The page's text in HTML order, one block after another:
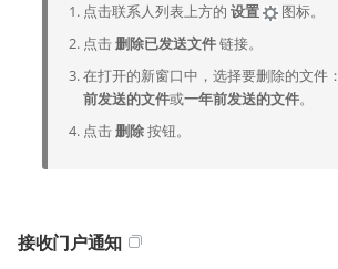
点击联系人列表上方的 设置
图标。
点击删除已发送文件链接。
在打开的新窗口中，选择要删除的文件：
前发送的文件或一年前发送的文件。
点击删除按钮。
接收门户通知